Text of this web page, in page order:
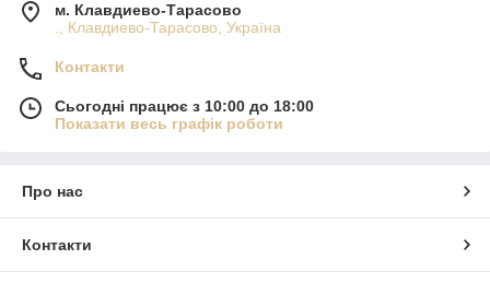
– ступінь обробки
– пакування та обʼєм
Якщо у вас виникли питання — зв’яжіться з нами, і ми
допоможемо обрати відповідний матеріал саме для ваших
потреб.
м. Клавдиево-Тарасово
., Клавдиево-Тарасово, Україна
Контакти
Сьогодні працює з 10:00 до 18:00
Показати весь графік роботи
Про нас
Контакти